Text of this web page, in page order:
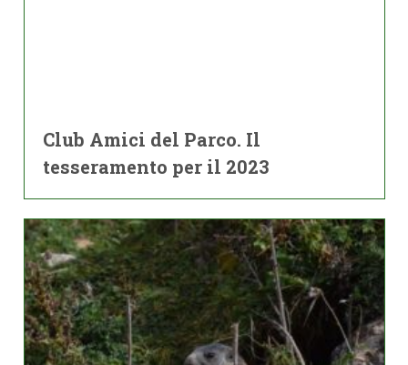
Club Amici del Parco. Il
tesseramento per il 2023